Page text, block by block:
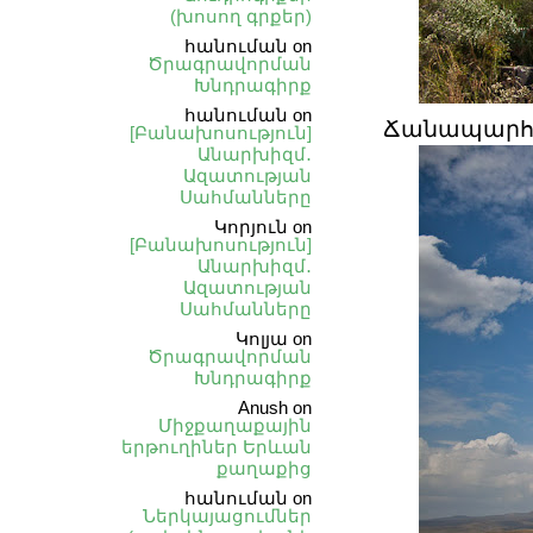
(խոսող գրքեր)
հանուման on
Ծրագրավորման
Խնդրագիրք
հանուման on
[Բանախոսություն]
Անարխիզմ․
Ազատության
Սահմանները
Կորյուն on
[Բանախոսություն]
Անարխիզմ․
Ազատության
Սահմանները
Կոլյա on
Ծրագրավորման
Խնդրագիրք
Anush on
Միջքաղաքային
երթուղիներ Երևան
քաղաքից
հանուման on
Ներկայացումներ